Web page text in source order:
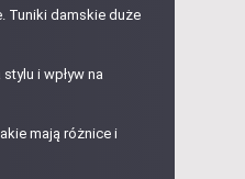
Tuniki damskie duże
i wpływ na
mają różnice i